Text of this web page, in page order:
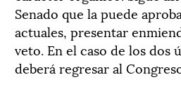
Senado que la puede
actuales, presentar
veto. En el caso de los dos
deberá regresar al